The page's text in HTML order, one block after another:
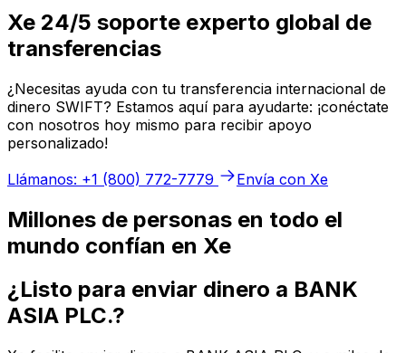
Xe 24/5 soporte experto global de
transferencias
¿Necesitas ayuda con tu transferencia internacional de
dinero SWIFT? Estamos aquí para ayudarte: ¡conéctate
con nosotros hoy mismo para recibir apoyo
personalizado!
Llámanos: +1 (800) 772-7779
Envía con Xe
Millones de personas en todo el
mundo confían en Xe
¿Listo para enviar dinero a BANK
ASIA PLC.?